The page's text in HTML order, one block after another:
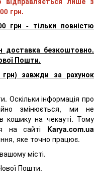
грн.
грн - тільки повністю
доставка безкоштовно.
Пошти.
грн) завжди за рахунок
Оскільки інформація про
змінюється, ми не
кошику на чекауті. Тому
на сайті Karya.com.ua
яке точно працює.
місті.
Пошти.